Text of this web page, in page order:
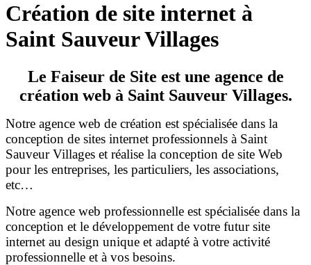
Création de site internet à
Saint Sauveur Villages
Le Faiseur de Site est une agence de
création web à Saint Sauveur Villages.
Notre agence web de création est spécialisée dans la
conception de sites internet professionnels à Saint
Sauveur Villages et réalise la conception de site Web
pour les entreprises, les particuliers, les associations,
etc…
Notre agence web professionnelle est spécialisée dans la
conception et le développement de votre futur site
internet au design unique et adapté à votre activité
professionnelle et à vos besoins.